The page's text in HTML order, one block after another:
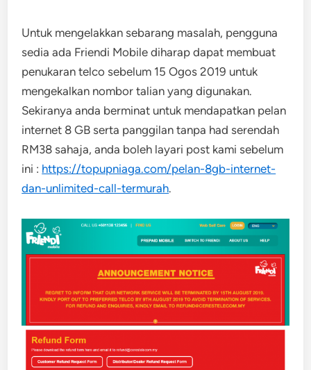
Untuk mengelakkan sebarang masalah, pengguna
sedia ada Friendi Mobile diharap dapat membuat
penukaran telco sebelum 15 Ogos 2019 untuk
mengekalkan nombor talian yang digunakan.
Sekiranya anda berminat untuk mendapatkan pelan
internet 8 GB serta panggilan tanpa had serendah
RM38 sahaja, anda boleh layari post kami sebelum
ini : https://topupniaga.com/pelan-8gb-internet-
dan-unlimited-call-termurah.